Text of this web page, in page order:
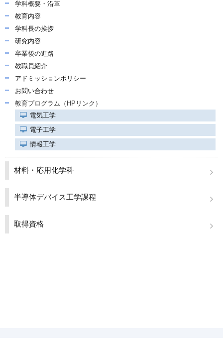
学科概要・沿革
教育内容
学科長の挨拶
研究内容
卒業後の進路
教職員紹介
アドミッションポリシー
お問い合わせ
教育プログラム（HPリンク）
電気工学
電子工学
情報工学
材料・応用化学科
半導体デバイス工学課程
取得資格